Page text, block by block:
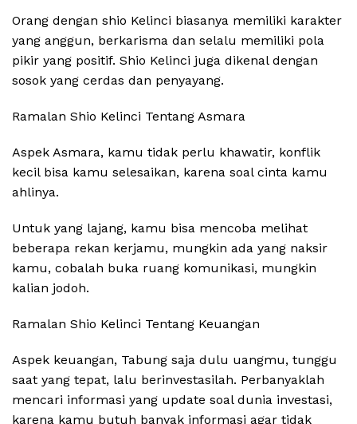
Orang dengan shio Kelinci biasanya memiliki karakter
yang anggun, berkarisma dan selalu memiliki pola
pikir yang positif. Shio Kelinci juga dikenal dengan
sosok yang cerdas dan penyayang.
Ramalan Shio Kelinci Tentang Asmara
Aspek Asmara, kamu tidak perlu khawatir, konflik
kecil bisa kamu selesaikan, karena soal cinta kamu
ahlinya.
Untuk yang lajang, kamu bisa mencoba melihat
beberapa rekan kerjamu, mungkin ada yang naksir
kamu, cobalah buka ruang komunikasi, mungkin
kalian jodoh.
Ramalan Shio Kelinci Tentang Keuangan
Aspek keuangan, Tabung saja dulu uangmu, tunggu
saat yang tepat, lalu berinvestasilah. Perbanyaklah
mencari informasi yang update soal dunia investasi,
karena kamu butuh banyak informasi agar tidak